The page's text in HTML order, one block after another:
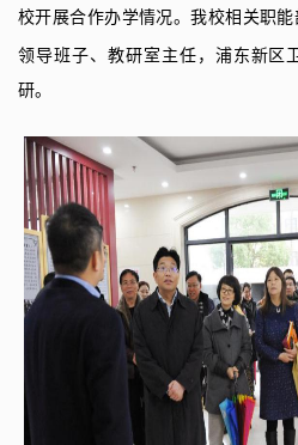
校开展合作办学情况。我校相关职
领导班子、教研室主任 ，浦东新区
研。